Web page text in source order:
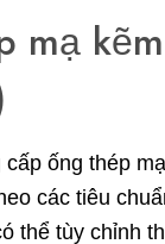
mạ
cấp ống thép
các tiêu
thể tùy chỉnh